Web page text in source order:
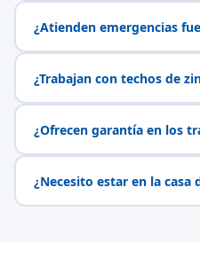
¿Atienden emergencias
¿Trabajan con techos de
¿Ofrecen garantía en los
¿Necesito estar en la